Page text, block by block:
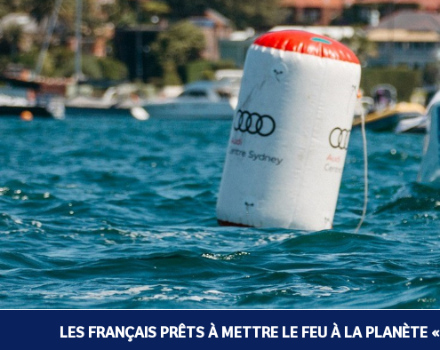
LES FRANÇAIS PRÊTS À METTRE LE FEU À LA PLANÈTE